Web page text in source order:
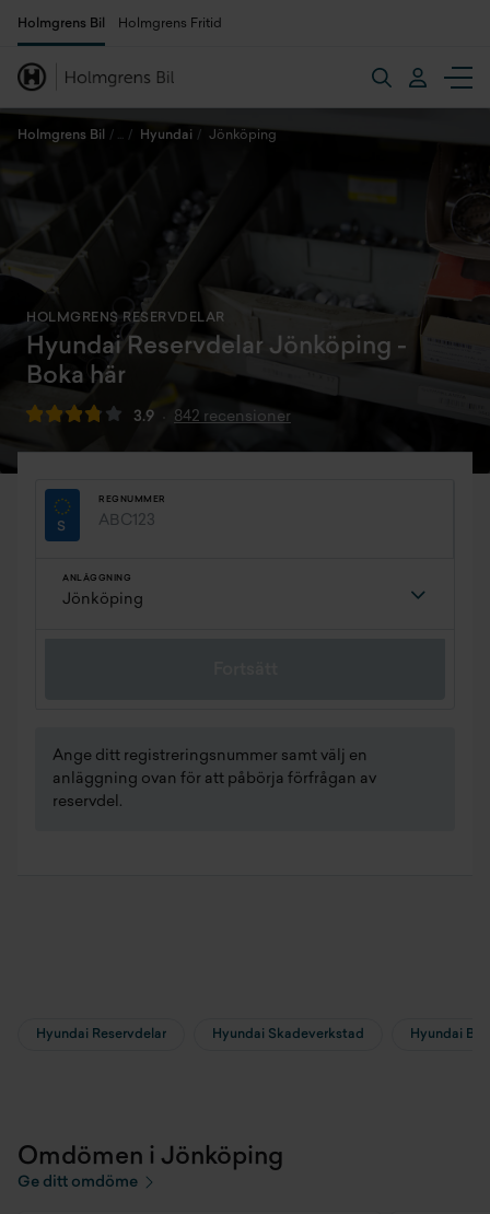
Holmgrens Bil Holmgrens Fritid
Holmgrens Bil Hyundai Jönköping
HOLMGRENS RESERVDELAR
Hyundai Reservdelar Jönköping -
Boka här
3.9 842 recensioner
REGNUMMER
ANLÄGGNING
Ange ditt registreringsnummer samt välj en
anläggning ovan för att påbörja förfrågan av
reservdel.
Hyundai Reservdelar Hyundai Skadeverkstad Hyundai
Omdömen i Jönköping
Ge ditt omdöme